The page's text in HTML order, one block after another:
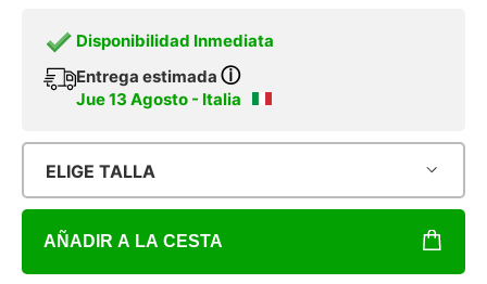
Disponibilidad Inmediata
Entrega estimada ⓘ
Jue 13 Agosto - Italia
ELIGE TALLA
AÑADIR A LA CESTA